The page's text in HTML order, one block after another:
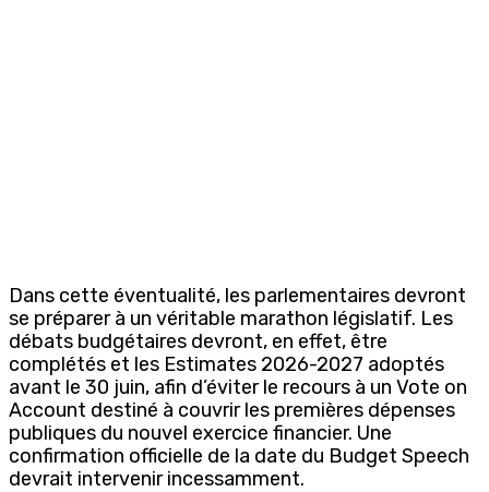
Dans cette éventualité, les parlementaires devront
se préparer à un véritable marathon législatif. Les
débats budgétaires devront, en effet, être
complétés et les Estimates 2026-2027 adoptés
avant le 30 juin, afin d’éviter le recours à un Vote on
Account destiné à couvrir les premières dépenses
publiques du nouvel exercice financier. Une
confirmation officielle de la date du Budget Speech
devrait intervenir incessamment.